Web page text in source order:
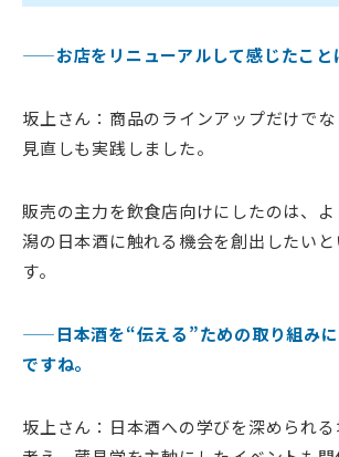
——お店をリニューアルして感じたこと
坂上さん：商品のラインアップだけで
見直しも実践しました。
販売の主力を飲食店向けにしたのは、
潟の日本酒に触れる機会を創出したい
す。
——日本酒を“伝える”ための取り組み
ですね。
坂上さん：日本酒への学びを深められ